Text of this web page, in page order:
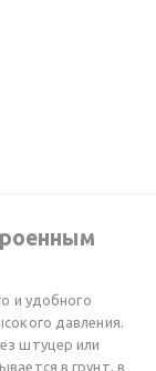
и удобного
давления.
штуцер или
в грунт, в